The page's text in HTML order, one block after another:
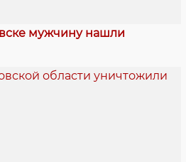
мужчину нашли